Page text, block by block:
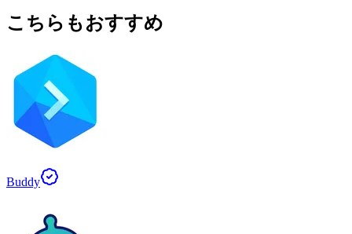
こちらもおすすめ
Buddy